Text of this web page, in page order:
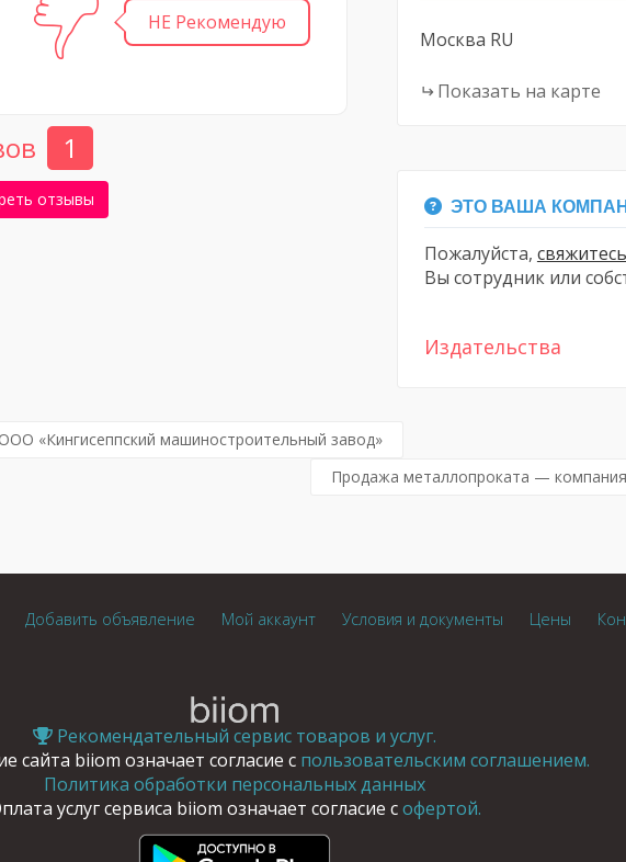
НЕ Рекомендую
1
отзывы
Москва RU
Показать на карте
ЭТО ВАША
Пожалуйста,
Вы сотрудник или
Издательства
«Кингисеппский машиностроительный завод»
Продажа металлопроката —
Добавить объявление Мой аккаунт Условия и документы Цены
Рекомендательный сервис товаров и услуг.
сайта biiom означает согласие с пользовательским соглашением.
Политика обработки персональных данных
услуг сервиса biiom означает согласие софертой.